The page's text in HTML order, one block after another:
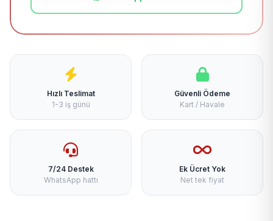
Hızlı Teslimat
1-3 iş günü
Güvenli Ödeme
Kart / Havale
7/24 Destek
WhatsApp hattı
Ek Ücret Yok
Net tek fiyat